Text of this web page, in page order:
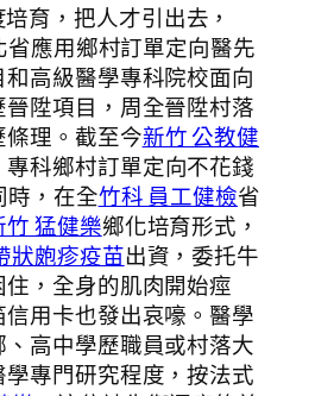
育，把人才引出去，
省應用鄉村訂單定向醫先
高級醫學專科院校面向
陞項目，周全晉陞村落
理。截至今新竹 公教健
科鄉村訂單定向不花錢
時，在全竹科 員工健檢省
竹 猛健樂鄉化培育形式，
狀皰疹疫苗出資，委托牛
，全身的肌肉開始痙
用卡也發出哀嚎。醫學
高中學歷職員或村落大
專門研究程度，按法式